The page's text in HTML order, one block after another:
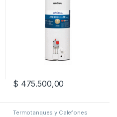
variantes. Las opciones se
$ 475.500,00
Termotanques y Calefones